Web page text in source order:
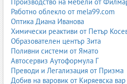
акумулаторни гайковерти;
електрически тресчотки;
винтоверти;
електрически шлайфове;
електрически пистолети за
електрически отвертки.
Акумулаторните инструменти
Производство на мебели от
Работно облекло от mela99.com
Оптика Диана Иванова
Химически реактиви от Петър
Образователен център Зита
Поливни системи от Ямато
Автосервиз Аутоформула Г
Преводи и Легализация от Призма
Добив на варовик от Киряевска вар